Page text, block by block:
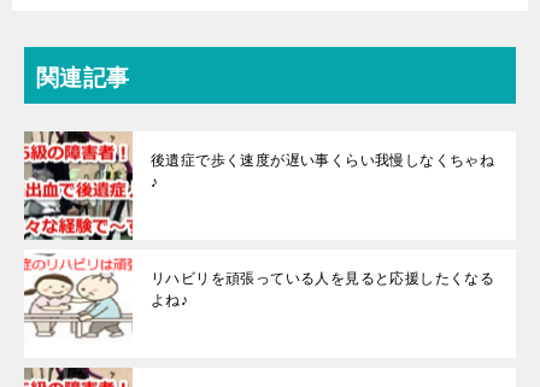
関連記事
後遺症で歩く速度が遅い事くらい我慢しなくちゃね
♪
リハビリを頑張っている人を見ると応援したくなる
よね♪